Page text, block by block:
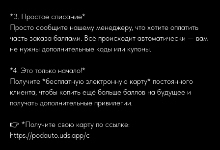
*3. Простое списание*
Просто сообщите нашему менеджеру, что хотите оплатить
часть заказа баллами. Всё происходит автоматически — вам
не нужны дополнительные коды или купоны.
*4. Это только начало!*
Получите *бесплатную электронную карту* постоянного
клиента, чтобы копить ещё больше баллов на будущее и
получать дополнительные привилегии.
👉 *Получите свою карту по ссылке:
https://podauto.uds.app/c